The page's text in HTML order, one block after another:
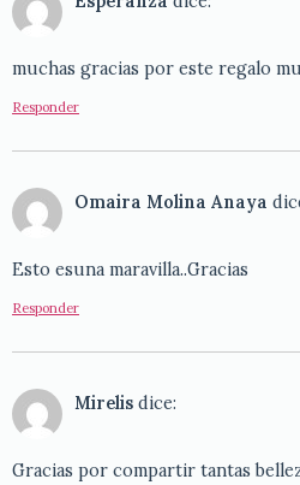
muchas gracias por este regalo
Responder
Omaira Molina Anaya
Esto esuna maravilla..Gracias
Responder
Mirelis dice:
Gracias por compartir tantas